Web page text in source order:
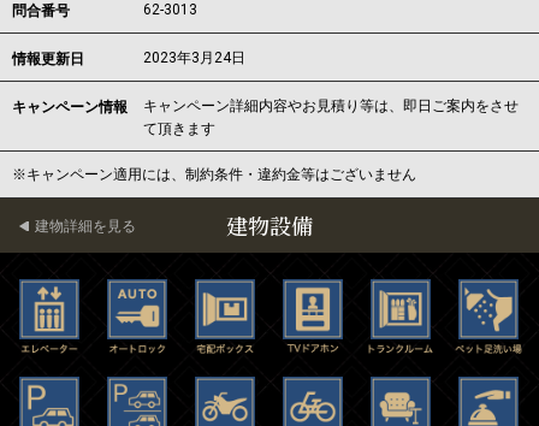
問合番号 62-3013
情報更新日 2023年3月24日
キャンペーン情報
キャンペーン詳細内容やお見積り等は、即日ご案内をさせ
て頂きます
※キャンペーン適用には、制約条件・違約金等はございません
建物設備
建物詳細を見る